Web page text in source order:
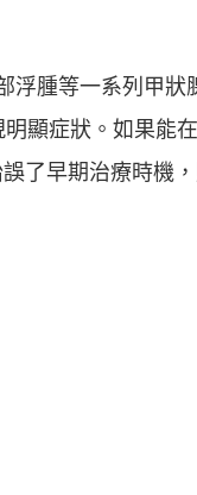
浮腫等一系列甲
顯症狀。如果能
了早期治療時機